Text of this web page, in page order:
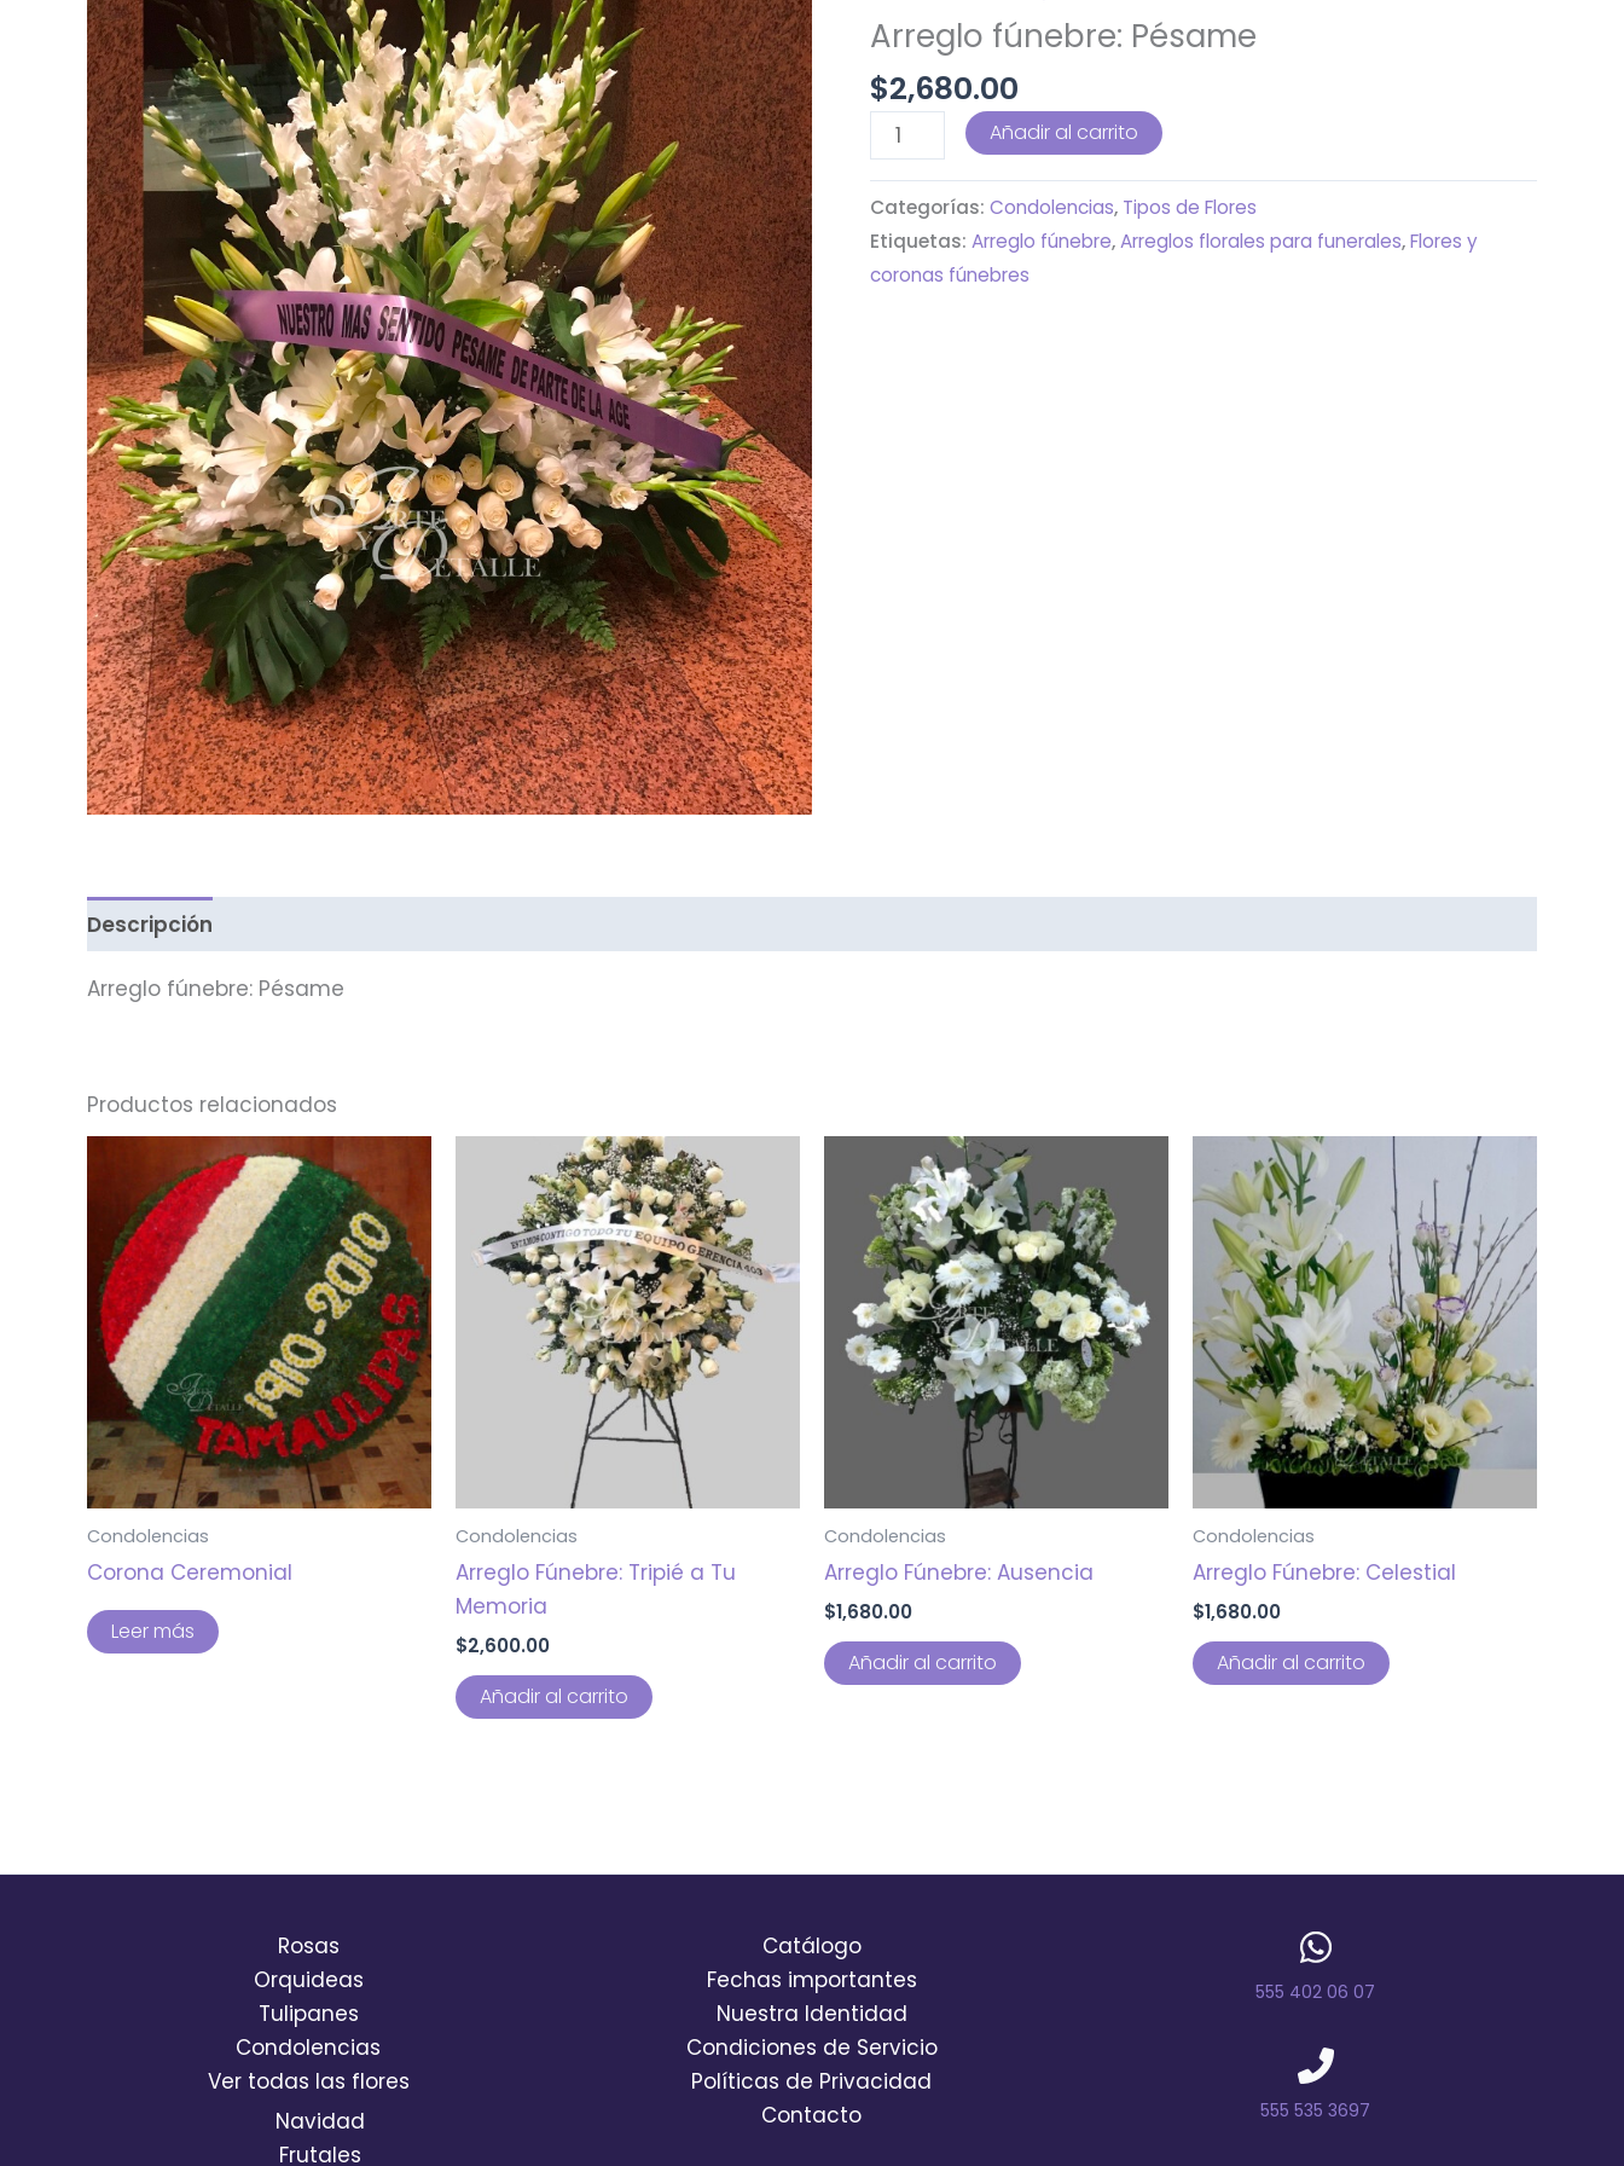
Arreglo fúnebre: Pésame
$2,680.00
Arreglo
fúnebre:
Pésame
cantidad
Añadir al carrito
Categorías: Condolencias, Tipos de Flores
Etiquetas: Arreglo fúnebre,Arreglos florales para funerales,Flores y
coronas fúnebres
Descripción
Arreglo fúnebre: Pésame
Productos relacionados
Condolencias
Corona Ceremonial
Leer más
Condolencias
Arreglo Fúnebre: Tripié a Tu
Memoria
$2,600.00
Añadir al carrito
Condolencias
Arreglo Fúnebre: Ausencia
$1,680.00
Añadir al carrito
Condolencias
Arreglo Fúnebre: Celestial
$1,680.00
Añadir al carrito
Rosas
Orquideas
Tulipanes
Condolencias
Ver todas las flores
Navidad
Frutales
Catálogo
Fechas importantes
Nuestra Identidad
Condiciones de Servicio
Políticas de Privacidad
Contacto
555 402 06 07
555 535 3697